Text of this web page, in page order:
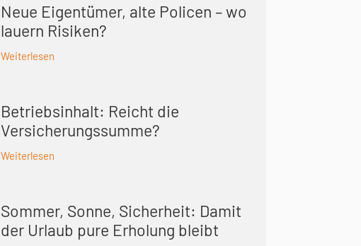
Neue Eigentümer, alte Policen – wo
lauern Risiken?
Weiterlesen
Betriebsinhalt: Reicht die
Versicherungs­summe?
Weiterlesen
Sommer, Sonne, Sicherheit: Damit
der Urlaub pure Erholung bleibt